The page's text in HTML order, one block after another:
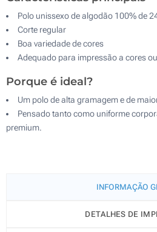
Polo unissexo de algodão 100% de
Corte regular
Boa variedade de cores
Adequado para impressão a cores
Porque é ideal?
Um polo de alta gramagem e de
Pensado tanto como uniforme
premium.
INFORMAÇÃO
DETALHES DE